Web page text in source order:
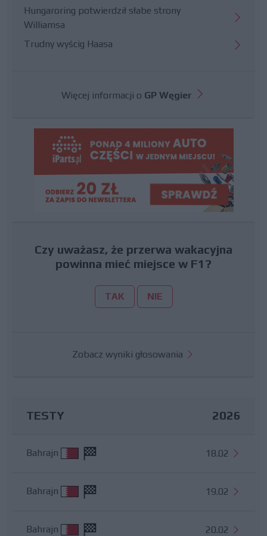
Hungaroring potwierdził słabe strony
Williamsa
Trudny wyścig Haasa
Więcej informacji o GP Węgier
Czy uważasz, że przerwa wakacyjna
powinna mieć miejsce w F1?
TAK NIE
Zobacz wyniki głosowania
TESTY 2026
Bahrajn 18.02
Bahrajn 19.02
Bahrajn 20.02